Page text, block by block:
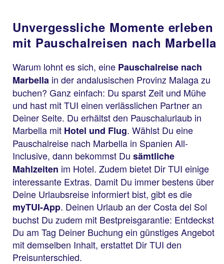
Unvergessliche Momente erleben
mit Pauschalreisen nach Marbella
Warum lohnt es sich, eine Pauschalreise nach
Marbella in der andalusischen Provinz Malaga zu
buchen? Ganz einfach: Du sparst Zeit und Mühe
und hast mit TUI einen verlässlichen Partner an
Deiner Seite. Du erhältst den Pauschalurlaub in
Marbella mit Hotel und Flug. Wählst Du eine
Pauschalreise nach Marbella in Spanien All-
Inclusive, dann bekommst Du sämtliche
Mahlzeiten im Hotel. Zudem bietet Dir TUI einige
interessante Extras. Damit Du immer bestens über
Deine Urlaubsreise informiert bist, gibt es die
myTUI-App. Deinen Urlaub an der Costa del Sol
buchst Du zudem mit Bestpreisgarantie: Entdeckst
Du am Tag Deiner Buchung ein günstiges Angebot
mit demselben Inhalt, erstattet Dir TUI den
Preisunterschied.